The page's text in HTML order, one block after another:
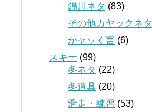
錦川ネタ (83)
その他カヤックネタ
かャッく言 (6)
スキー (99)
冬ネタ (22)
冬道具 (20)
滑走・練習 (53)